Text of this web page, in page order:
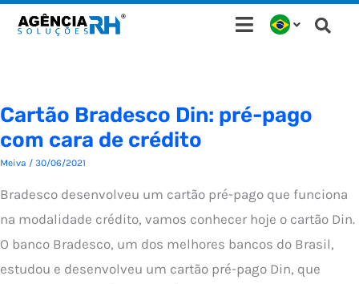
para
Cartão Bradesco Din: pré-pago
com cara de crédito
Meiva / 30/06/2021
Bradesco desenvolveu um cartão pré-pago que funciona
na modalidade crédito, vamos conhecer hoje o cartão Din.
O banco Bradesco, um dos melhores bancos do Brasil,
estudou e desenvolveu um cartão pré-pago Din, que